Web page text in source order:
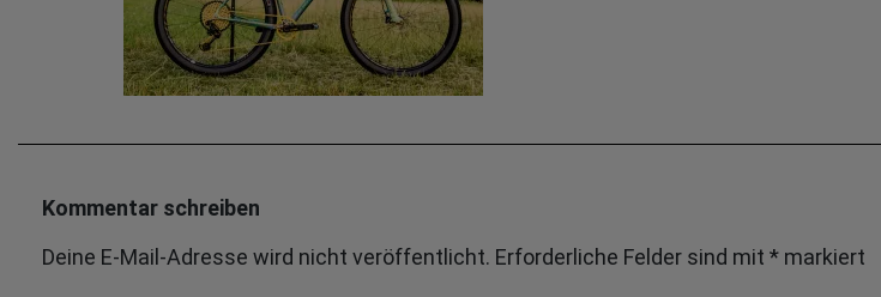
Kommentar schreiben
Deine E-Mail-Adresse wird nicht veröffentlicht. Erforderliche Felder sind mit * markiert